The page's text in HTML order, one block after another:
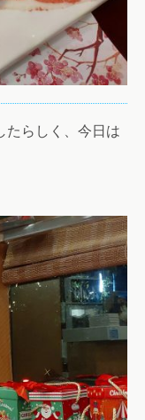
たらしく、今日は